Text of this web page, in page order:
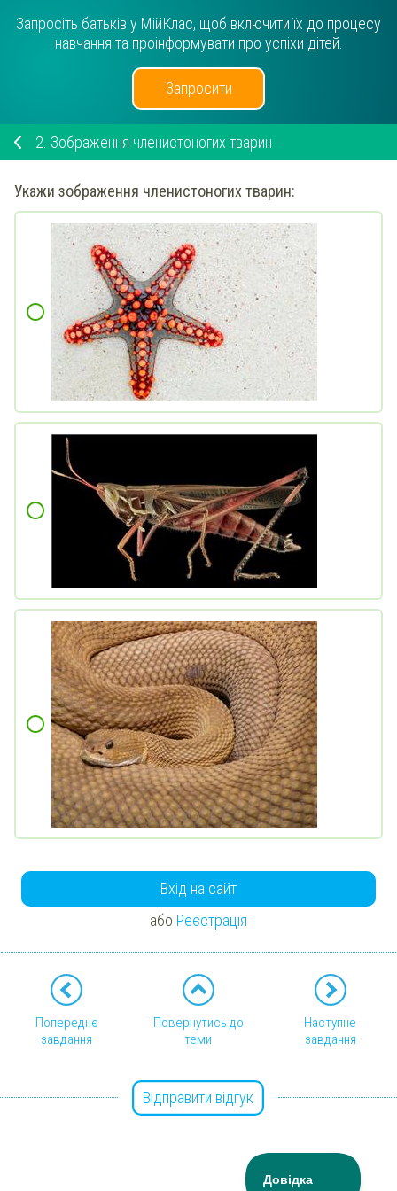
Запросіть батьків у МійКлас, щоб включити їх до процесу
навчання та проінформувати про успіхи дітей.
Запросити
2. Зображення членистоногих тварин
Укажи зображення членистоногих тварин:
Вхід на сайт
або Реєстрація
Попереднє
завдання
Повернутись до
теми
Наступне
завдання
Відправити відгук